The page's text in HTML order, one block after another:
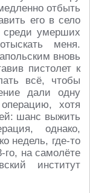
отбыть
его в село
умерших
меня.
вновь
пистолет к
всё, чтобы
дали одну
хотя
шанс выжить
однако,
недель, где-то
го, на самолёте
институт